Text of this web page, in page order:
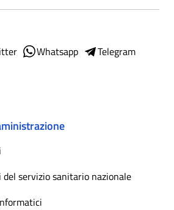
Whatsapp
Telegram
servizio sanitario nazionale